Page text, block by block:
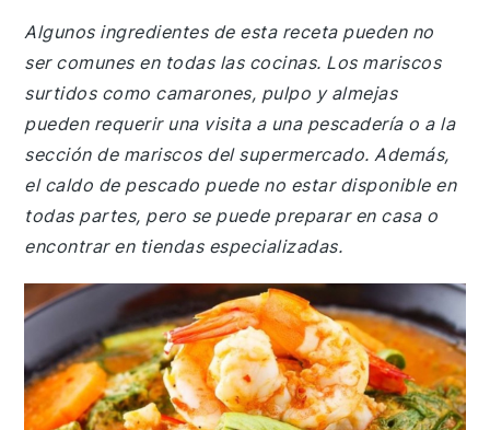
Algunos ingredientes de esta receta pueden no
ser comunes en todas las cocinas. Los mariscos
surtidos como camarones, pulpo y almejas
pueden requerir una visita a una pescadería o a la
sección de mariscos del supermercado. Además,
el caldo de pescado puede no estar disponible en
todas partes, pero se puede preparar en casa o
encontrar en tiendas especializadas.